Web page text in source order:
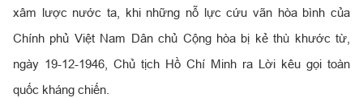
xâm lược nước ta, khi những nỗ lực cứu vãn hòa bình của
Chính phủ Việt Nam Dân chủ Cộng hòa bị kẻ thù khước từ,
ngày 19-12-1946, Chủ tịch Hồ Chí Minh ra Lời kêu gọi toàn
quốc kháng chiến.